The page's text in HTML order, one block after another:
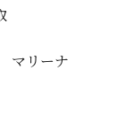
マリーナ